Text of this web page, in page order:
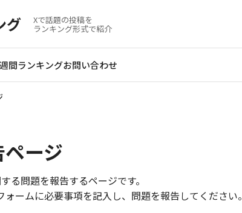
グ Xで話題の投稿を
ランキング形式で紹介
週間ランキングお問い合わせ
ージ
る問題を報告するページです。
ームに必要事項を記入し、問題を報告してください。